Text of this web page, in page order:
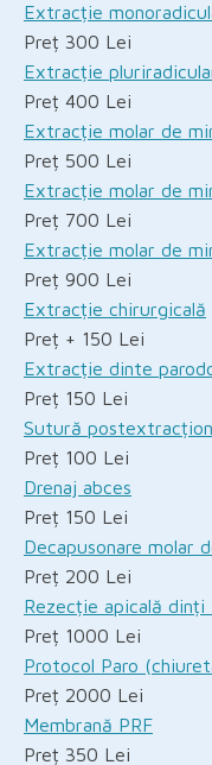
Extracție
Preț 300 Lei
Extracție
Preț 400 Lei
Extracție molar de
Preț 500 Lei
Extracție molar de
Preț 700 Lei
Extracție molar de
Preț 900 Lei
Extracție chirurgicală
Preț + 150 Lei
Extracție dinte
Preț 150 Lei
Sutură
Preț 100 Lei
Drenaj abces
Preț 150 Lei
Decapusonare molar
Preț 200 Lei
Rezecție apicală dinți
Preț 1000 Lei
Protocol Paro
Preț 2000 Lei
Membrană PRF
Preț 350 Lei